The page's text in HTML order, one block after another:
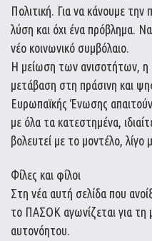
Πολιτική. Για να κάνουμε την
λύση και όχι ένα πρόβλημα.
νέο κοινωνικό συμβόλαιο.
Η μείωση των ανισοτήτων, η
μετάβαση στη πράσινη και
Ευρωπαϊκής Ένωσης
με όλα τα κατεστημένα,
βολευτεί με το μοντέλο, λίγο
Φίλες και φίλοι
Στη νέα αυτή σελίδα που
το ΠΑΣΟΚ αγωνίζεται για τη
αυτονόητου.